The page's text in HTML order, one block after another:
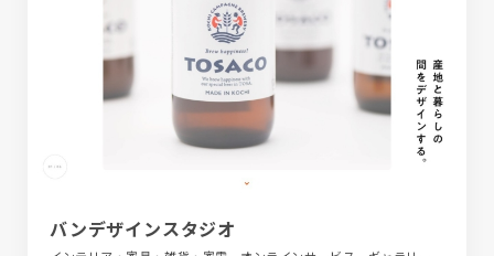
バンデザインスタジオ